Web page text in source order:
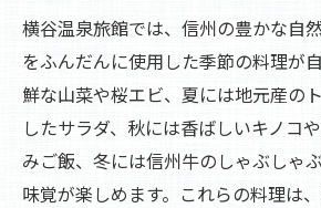
横谷温泉旅館では、信州の豊かな自
をふんだんに使用した季節の料理が
鮮な山菜や桜エビ、夏には地元産の
したサラダ、秋には香ばしいキノコ
みご飯、冬には信州牛のしゃぶしゃ
味覚が楽しめます。これらの料理は